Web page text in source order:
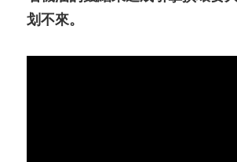
划不來。